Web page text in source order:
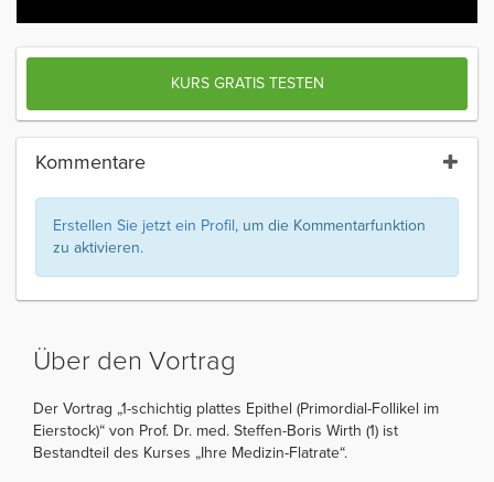
KURS GRATIS TESTEN
Kommentare
Erstellen Sie jetzt ein Profil, um die Kommentarfunktion
zu aktivieren.
Über den Vortrag
Der Vortrag „1-schichtig plattes Epithel (Primordial-Follikel im
Eierstock)“ von Prof. Dr. med. Steffen-Boris Wirth (1) ist
Bestandteil des Kurses „Ihre Medizin-Flatrate“.